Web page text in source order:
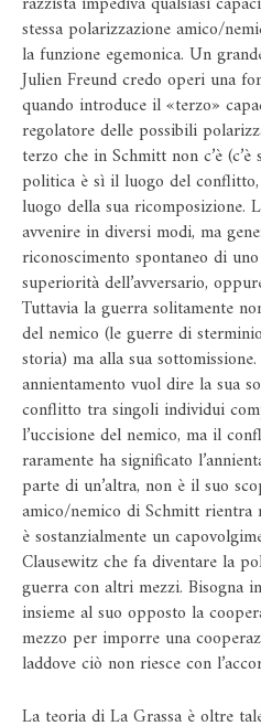
stessa polarizzazione amico/
la funzione egemonica. Un
Julien Freund credo operi una
quando introduce il «terzo»
regolatore delle possibili
terzo che in Schmitt non c’è
politica è sì il luogo del
luogo della sua ricomposizione.
avvenire in diversi modi, ma
riconoscimento spontaneo di
superiorità dell’avversario,
Tuttavia la guerra solitamente
del nemico (le guerre di
storia) ma alla sua
annientamento vuol dire la sua
conflitto tra singoli individui
l’uccisione del nemico, ma il
raramente ha significato
parte di un’altra, non è il suo
amico/nemico di Schmitt rientra
è sostanzialmente un
Clausewitz che fa diventare la
guerra con altri mezzi. Bisogna
insieme al suo opposto la
mezzo per imporre una
laddove ciò non riesce con
La teoria di La Grassa è oltre